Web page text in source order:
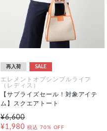
再入荷 SALE
エレメントオブシンプルライフ
（レディス）
【サプライズセール！対象アイテ
ム】スクエアトート
¥6,600
¥1,980 税込 70% OFF